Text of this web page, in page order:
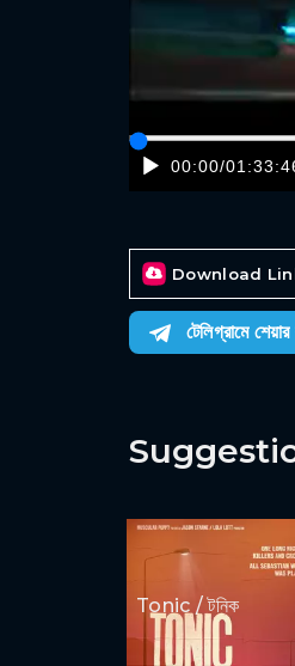
00:00/
Download
টেলিগ্রামে
Tonic / টনিক